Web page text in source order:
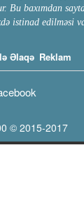
Bu baxımdan
istinad edilməsi
Əlaqə Reklam
© 2015-2017